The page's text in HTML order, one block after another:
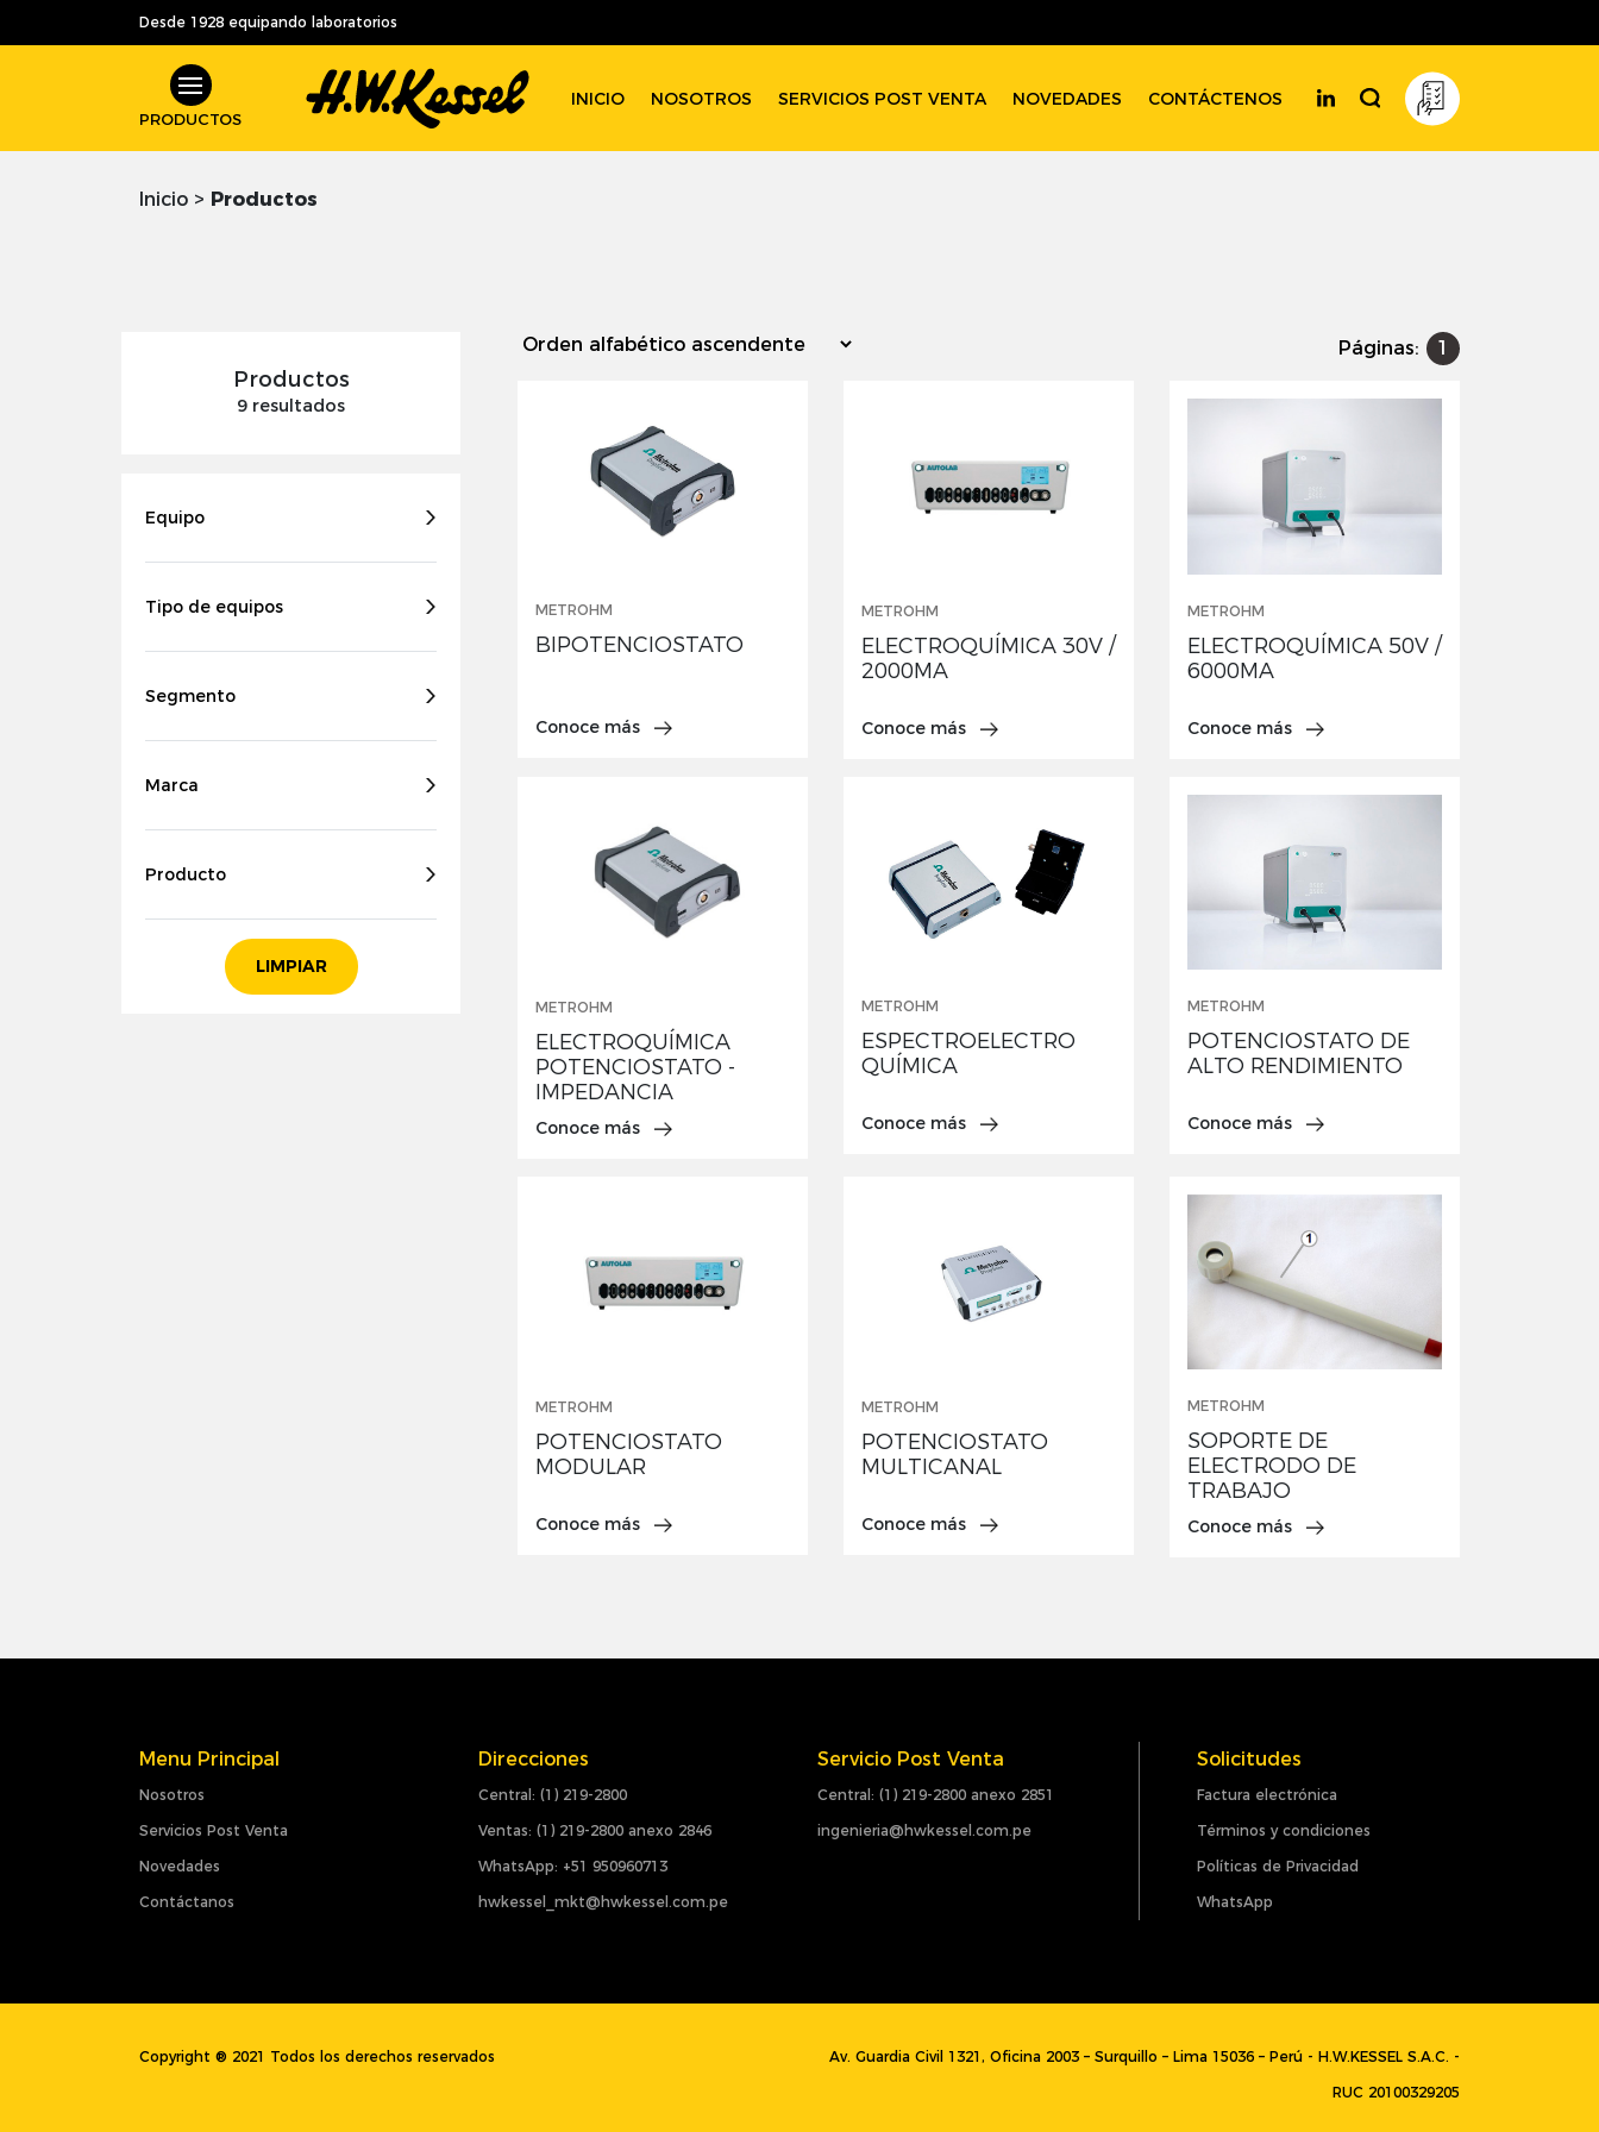
Desde 1928 equipando laboratorios
PRODUCTOS
INICIO NOSOTROS SERVICIOS POST VENTA NOVEDADES CONTÁCTENOS
Inicio > Productos
Productos
9 resultados
Equipo
Tipo de equipos
Segmento
Marca
Producto
LIMPIAR
Páginas: 1
METROHM
BIPOTENCIOSTATO
Conoce más
METROHM
ELECTROQUÍMICA 30V /
2000MA
Conoce más
METROHM
ELECTROQUÍMICA 50V /
6000MA
Conoce más
METROHM
ELECTROQUÍMICA
POTENCIOSTATO -
IMPEDANCIA
Conoce más
METROHM
ESPECTROELECTRO
QUÍMICA
Conoce más
METROHM
POTENCIOSTATO DE
ALTO RENDIMIENTO
Conoce más
METROHM
POTENCIOSTATO
MODULAR
Conoce más
METROHM
POTENCIOSTATO
MULTICANAL
Conoce más
METROHM
SOPORTE DE
ELECTRODO DE
TRABAJO
Conoce más
Menu Principal
Nosotros
Servicios Post Venta
Novedades
Contáctanos
Direcciones
Central: (1) 219-2800
Ventas: (1) 219-2800 anexo 2846
WhatsApp: +51 950960713
hwkessel_mkt@hwkessel.com.pe
Servicio Post Venta
Central: (1) 219-2800 anexo 2851
ingenieria@hwkessel.com.pe
Solicitudes
Factura electrónica
Términos y condiciones
Políticas de Privacidad
WhatsApp
Copyright ® 2021 Todos los derechos reservados
Av. Guardia Civil 1321, Oficina 2003 – Surquillo – Lima 15036 – Perú - H.W.KESSEL S.A.C. -
RUC 20100329205